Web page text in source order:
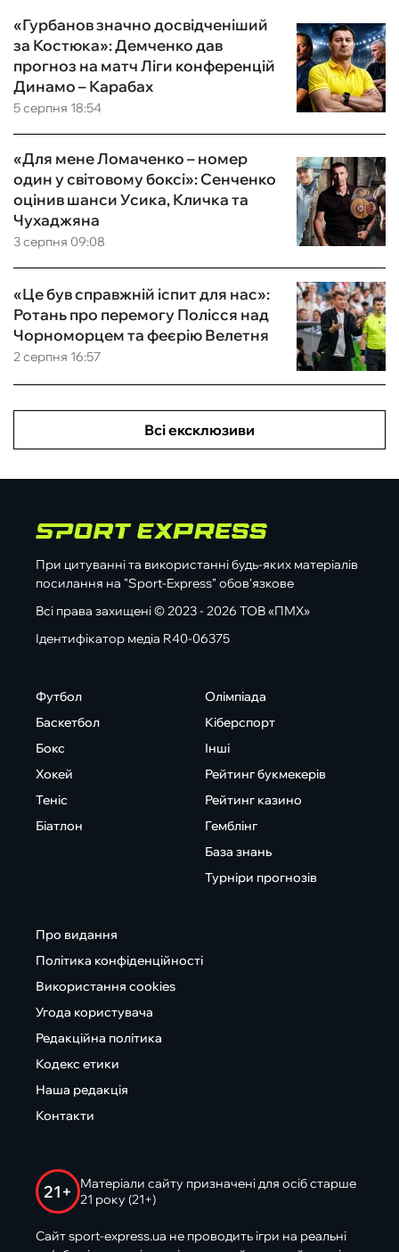
5 серпня 18:54
«Гурбанов значно досвідченіший
за Костюка»: Демченко дав
прогноз на матч Ліги конференцій
Динамо – Карабах
3 серпня 09:08
«Для мене Ломаченко – номер
один у світовому боксі»: Сенченко
оцінив шанси Усика, Кличка та
Чухаджяна
2 серпня 16:57
«Це був справжній іспит для нас»:
Ротань про перемогу Полісся над
Чорноморцем та феєрію Велетня
Всі ексклюзиви
При цитуванні та використанні будь-яких матеріалів
посилання на "Sport-Express" обов'язкове
Всі права захищені © 2023 - 2026 ТОВ «ПМХ»
Ідентифікатор медіа R40-06375
Футбол
Баскетбол
Бокс
Хокей
Теніс
Біатлон
Олімпіада
Кіберспорт
Інші
Рейтинг букмекерів
Рейтинг казино
Гемблінг
База знань
Турніри прогнозів
Про видання
Політика конфіденційності
Використання cookies
Угода користувача
Редакційна політика
Кодекс етики
Наша редакція
Контакти
21+
Матеріали сайту призначені для осіб старше
21 року (21+)
Сайт sport-express.ua не проводить ігри на реальні